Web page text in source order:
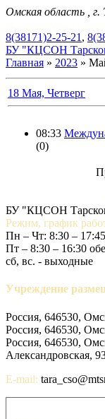
Омская область , г.
8(38171)2-25-21 ,
БУ "КЦСОН
Главная » 2023 »
18 Мая, Четверг
08:33
(0)
БУ "КЦСОН
Режим, график
Пн – Чт: 8:30 –
Пт – 8:30 – 16:30
сб, вс. - выходные
Учреждение
Россия, 646530,
Россия, 646530,
Россия, 646530,
Александровская,
E-mail: